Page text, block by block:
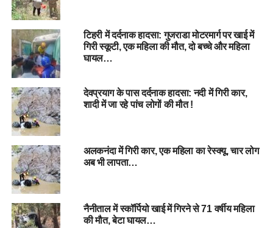
देहरादून में तेज हवाओं का अनुमान…
DON'T MISS
हल्द्वानी: गला रेतकर युवक की बेरहमी से हत्या, इलाके में फैली
सनसनी…
टिहरी में दर्दनाक हादसा: गुजराडा मोटरमार्ग पर खाई में
गिरी स्कूटी, एक महिला की मौत, दो बच्चे और महिला
घायल…
देवप्रयाग के पास दर्दनाक हादसा: नदी में गिरी कार,
शादी में जा रहे पांच लोगों की मौत !
अलकनंदा में गिरी कार, एक महिला का रेस्क्यू, चार लोग
अब भी लापता…
नैनीताल में स्कॉर्पियो खाई में गिरने से 71 वर्षीय महिला
की मौत, बेटा घायल…